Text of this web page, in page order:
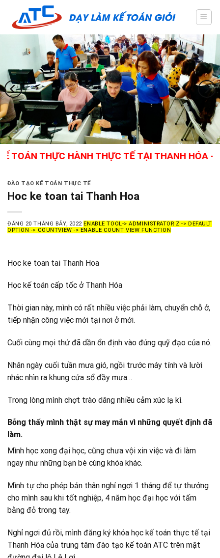
content
THỰC HÀNH THỰC TẾ TẠI THANH HÓA - GIÁO
ĐÀO TẠO KẾ TOÁN THỰC TẾ
Hoc ke toan tai Thanh Hoa
ĐĂNG 20 THÁNG BẢY, 2022 ENABLE TOOL-> ADMINISTRATOR Z -> DEFAULT
OPTION -> COUNTVIEW -> ENABLE COUNT VIEW FUNCTION
Hoc ke toan tai Thanh Hoa
Học kế toán cấp tốc ở Thanh Hóa
Thời gian này, mình có rất nhiều việc phải làm, chuyển chỗ ở,
tiếp nhận công việc mới tại nơi ở mới.
Cuối cùng mọi thứ đã dần ổn định vào đúng quỹ đạo của nó.
Nhân ngày cuối tuần mưa gió, ngồi trước máy tính và lười
nhác nhìn ra khung cửa sổ đầy mưa…
Trong lòng mình chợt trào dâng nhiều cảm xúc lạ kì.
Bỗng thấy mình thật sự may mắn vì những quyết định đã
làm.
Mình học xong đại học, cũng chưa vội xin việc và đi làm
ngay như những bạn bè cùng khóa khác.
Mình tự cho phép bản thân nghỉ ngơi 1 tháng để tự thưởng
cho mình sau khi tốt nghiệp, 4 năm học đại học với tấm
bằng đỏ trong tay.
Nghỉ ngơi đủ rồi, mình đăng ký khóa học kế toán thực tế tại
Thanh Hóa của trung tâm đào tạo kế toán ATC trên mặt